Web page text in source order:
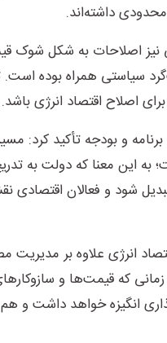
داشته‌اند.
نیز اصلاحات به شکل شوک
سیاستی همراه بوده
اصلاح اقتصاد انرژی باشد.
و بودجه تأکید کرد:
به این معنا که دولت به
تبدیل شود و فعالان اقتصادی
انرژی علاوه بر مدیریت
زمانی که قیمت‌ها و
انگیزه خواهد داشت و